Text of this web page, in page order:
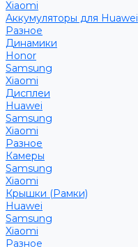
Xiaomi
Аккумуляторы для Huawei
Разное
Динамики
Honor
Samsung
Xiaomi
Дисплеи
Huawei
Samsung
Xiaomi
Разное
Камеры
Samsung
Xiaomi
Крышки (Рамки)
Huawei
Samsung
Xiaomi
Разное